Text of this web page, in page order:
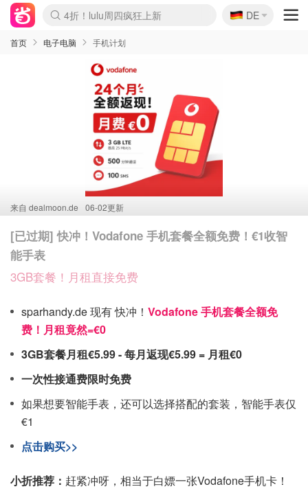
Boticinal 夏促开抢！
4折！lulu周四疯狂上新
还没结束！&OtherStories大促
Joybuy变相75折 随时失效
速领！Stanley独家85折
疑似霸哥！Camper额外叠85折
Zalando 奥莱闪促！每日更新
Moncler反季囤！5折起+叠9折
Coach Brooklyn仅€192
🇩🇪
DE
首页 电子电脑 手机计划
来自 dealmoon.de 06-02更新
[已过期] 快冲！Vodafone 手机套餐全额免费！€1收智
能手表
3GB套餐！月租直接免费
sparhandy.de 现有 快冲！ Vodafone 手机套餐全额免
费！月租竟然=€0
3GB套餐月租€5.99 - 每月返现€5.99 = 月租€0
一次性接通费限时免费
如果想要智能手表，还可以选择搭配的套装，智能手表仅
€1
点击购买>>
小折推荐： 赶紧冲呀，相当于白嫖一张Vodafone手机卡！